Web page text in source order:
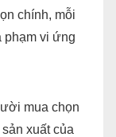
chính, mỗi
phạm vi ứng
mua chọn
xuất của